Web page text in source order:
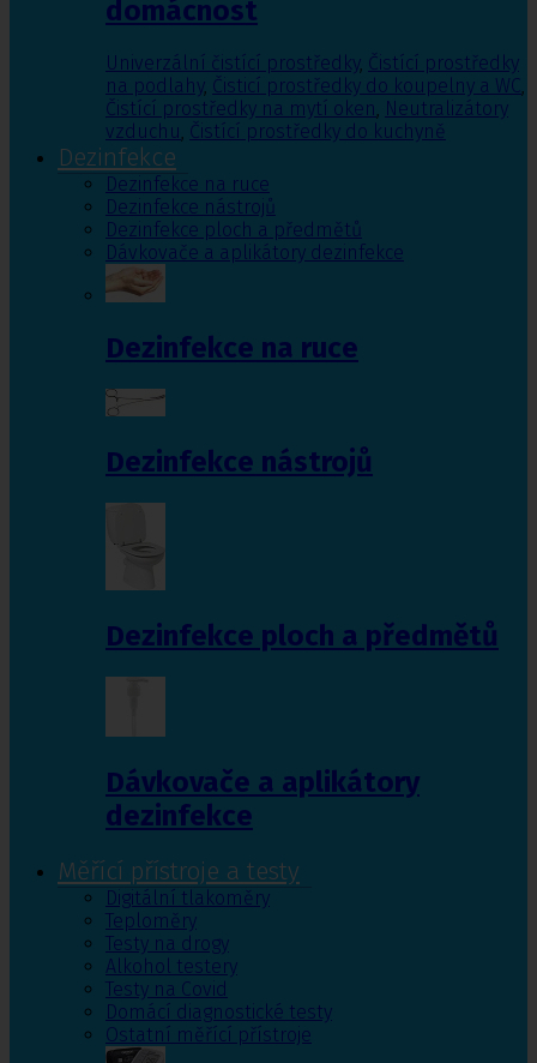
domácnost
Univerzální čistící prostředky, Čistící prostředky
na podlahy, Čisticí prostředky do koupelny a WC,
Čistící prostředky na mytí oken, Neutralizátory
vzduchu, Čistící prostředky do kuchyně
Dezinfekce
Dezinfekce na ruce
Dezinfekce nástrojů
Dezinfekce ploch a předmětů
Dávkovače a aplikátory dezinfekce
Dezinfekce na ruce
Dezinfekce nástrojů
Dezinfekce ploch a předmětů
Dávkovače a aplikátory
dezinfekce
Měřící přístroje a testy
Digitální tlakoměry
Teploměry
Testy na drogy
Alkohol testery
Testy na Covid
Domácí diagnostické testy
Ostatní měřící přístroje